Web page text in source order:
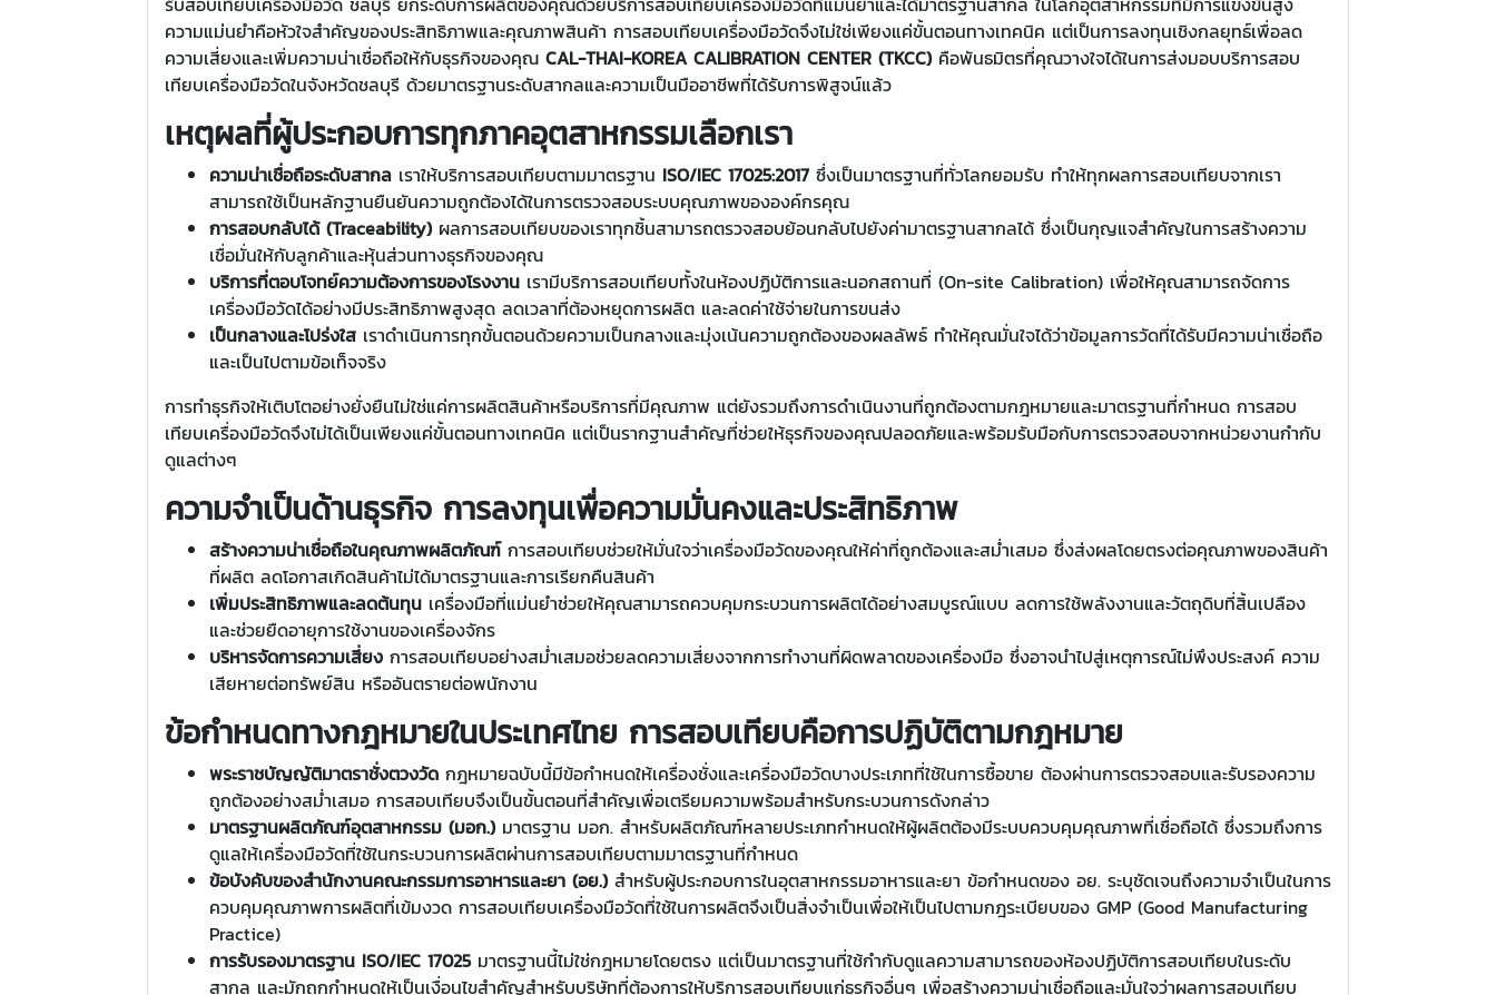
ความแม่นยำคือหัวใจสำคัญของประสิทธิภาพและคุณภาพสินค้า การสอบเทียบเครื่องมือวัดจึงไม่ใช่เพียงแค่ขั้นตอนทางเทคนิค แต่เป็นการลงทุนเชิงกลยุทธ์เพื่อลด
ความเสี่ยงและเพิ่มความน่าเชื่อถือให้กับธุรกิจของคุณ CAL-THAI-KOREA CALIBRATION CENTER (TKCC)คือพันธมิตรที่คุณวางใจได้ในการส่งมอบบริการสอบ
เทียบเครื่องมือวัดในจังหวัดชลบุรี ด้วยมาตรฐานระดับสากลและความเป็นมืออาชีพที่ได้รับการพิสูจน์แล้ว
เหตุผลที่ผู้ประกอบการทุกภาคอุตสาหกรรมเลือกเรา
ความน่าเชื่อถือระดับสากล เราให้บริการสอบเทียบตามมาตรฐาน ISO/IEC 17025:2017 ซึ่งเป็นมาตรฐานที่ทั่วโลกยอมรับ ทำให้ทุกผลการสอบเทียบจากเรา
สามารถใช้เป็นหลักฐานยืนยันความถูกต้องได้ในการตรวจสอบระบบคุณภาพขององค์กรคุณ
การสอบกลับได้ (Traceability) ผลการสอบเทียบของเราทุกชิ้นสามารถตรวจสอบย้อนกลับไปยังค่ามาตรฐานสากลได้ ซึ่งเป็นกุญแจสำคัญในการสร้างความ
เชื่อมั่นให้กับลูกค้าและหุ้นส่วนทางธุรกิจของคุณ
บริการที่ตอบโจทย์ความต้องการของโรงงาน เรามีบริการสอบเทียบทั้งในห้องปฏิบัติการและนอกสถานที่ (On-site Calibration) เพื่อให้คุณสามารถจัดการ
เครื่องมือวัดได้อย่างมีประสิทธิภาพสูงสุด ลดเวลาที่ต้องหยุดการผลิต และลดค่าใช้จ่ายในการขนส่ง
เป็นกลางและโปร่งใส เราดำเนินการทุกขั้นตอนด้วยความเป็นกลางและมุ่งเน้นความถูกต้องของผลลัพธ์ ทำให้คุณมั่นใจได้ว่าข้อมูลการวัดที่ได้รับมีความน่าเชื่อถือ
และเป็นไปตามข้อเท็จจริง
การทำธุรกิจให้เติบโตอย่างยั่งยืนไม่ใช่แค่การผลิตสินค้าหรือบริการที่มีคุณภาพ แต่ยังรวมถึงการดำเนินงานที่ถูกต้องตามกฎหมายและมาตรฐานที่กำหนด การสอบ
เทียบเครื่องมือวัดจึงไม่ได้เป็นเพียงแค่ขั้นตอนทางเทคนิค แต่เป็นรากฐานสำคัญที่ช่วยให้ธุรกิจของคุณปลอดภัยและพร้อมรับมือกับการตรวจสอบจากหน่วยงานกำกับ
ดูแลต่างๆ
ความจำเป็นด้านธุรกิจ การลงทุนเพื่อความมั่นคงและประสิทธิภาพ
สร้างความน่าเชื่อถือในคุณภาพผลิตภัณฑ์การสอบเทียบช่วยให้มั่นใจว่าเครื่องมือวัดของคุณให้ค่าที่ถูกต้องและสม่ำเสมอ ซึ่งส่งผลโดยตรงต่อคุณภาพของสินค้า
ที่ผลิต ลดโอกาสเกิดสินค้าไม่ได้มาตรฐานและการเรียกคืนสินค้า
เพิ่มประสิทธิภาพและลดต้นทุน เครื่องมือที่แม่นยำช่วยให้คุณสามารถควบคุมกระบวนการผลิตได้อย่างสมบูรณ์แบบ ลดการใช้พลังงานและวัตถุดิบที่สิ้นเปลือง
และช่วยยืดอายุการใช้งานของเครื่องจักร
บริหารจัดการความเสี่ยง การสอบเทียบอย่างสม่ำเสมอช่วยลดความเสี่ยงจากการทำงานที่ผิดพลาดของเครื่องมือ ซึ่งอาจนำไปสู่เหตุการณ์ไม่พึงประสงค์ ความ
เสียหายต่อทรัพย์สิน หรืออันตรายต่อพนักงาน
ข้อกำหนดทางกฎหมายในประเทศไทย การสอบเทียบคือการปฏิบัติตามกฎหมาย
พระราชบัญญัติมาตราชั่งตวงวัด กฎหมายฉบับนี้มีข้อกำหนดให้เครื่องชั่งและเครื่องมือวัดบางประเภทที่ใช้ในการซื้อขาย ต้องผ่านการตรวจสอบและรับรองความ
ถูกต้องอย่างสม่ำเสมอ การสอบเทียบจึงเป็นขั้นตอนที่สำคัญเพื่อเตรียมความพร้อมสำหรับกระบวนการดังกล่าว
มาตรฐานผลิตภัณฑ์อุตสาหกรรม (มอก.) มาตรฐาน มอก. สำหรับผลิตภัณฑ์หลายประเภทกำหนดให้ผู้ผลิตต้องมีระบบควบคุมคุณภาพที่เชื่อถือได้ ซึ่งรวมถึงการ
ดูแลให้เครื่องมือวัดที่ใช้ในกระบวนการผลิตผ่านการสอบเทียบตามมาตรฐานที่กำหนด
ข้อบังคับของสำนักงานคณะกรรมการอาหารและยา (อย.) สำหรับผู้ประกอบการในอุตสาหกรรมอาหารและยา ข้อกำหนดของ อย. ระบุชัดเจนถึงความจำเป็นในการ
ควบคุมคุณภาพการผลิตที่เข้มงวด การสอบเทียบเครื่องมือวัดที่ใช้ในการผลิตจึงเป็นสิ่งจำเป็นเพื่อให้เป็นไปตามกฎระเบียบของ GMP (Good Manufacturing
Practice)
การรับรองมาตรฐาน ISO/IEC 17025มาตรฐานนี้ไม่ใช่กฎหมายโดยตรง แต่เป็นมาตรฐานที่ใช้กำกับดูแลความสามารถของห้องปฏิบัติการสอบเทียบในระดับ
สากล และมักถูกกำหนดให้เป็นเงื่อนไขสำคัญสำหรับบริษัทที่ต้องการให้บริการสอบเทียบแก่ธุรกิจอื่นๆ เพื่อสร้างความน่าเชื่อถือและมั่นใจว่าผลการสอบเทียบ